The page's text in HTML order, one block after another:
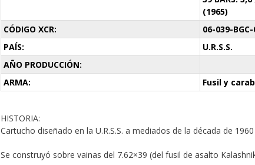
(1965)
CÓDIGO XCR:
06-039-
PAÍS:
U.R.S.S.
AÑO PRODUCCIÓN:
ARMA:
Fusil y
HISTORIA:
Cartucho diseñado en la U.R.S.S. a mediados de la década de 1960
Se construyó sobre vainas del 7.62×39 (del fusil de asalto